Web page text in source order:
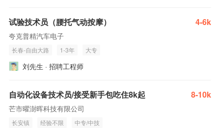
试验技术员（腰托气动按摩） 4-6k
夸克普精汽车电子
长春-自由大路 1-3年 大专
刘先生 · 招聘工程师
自动化设备技术员/接受新手包吃住8k起 8-10k
芒市曜澍晖科技有限公司
长安镇 经验不限 中专/中技